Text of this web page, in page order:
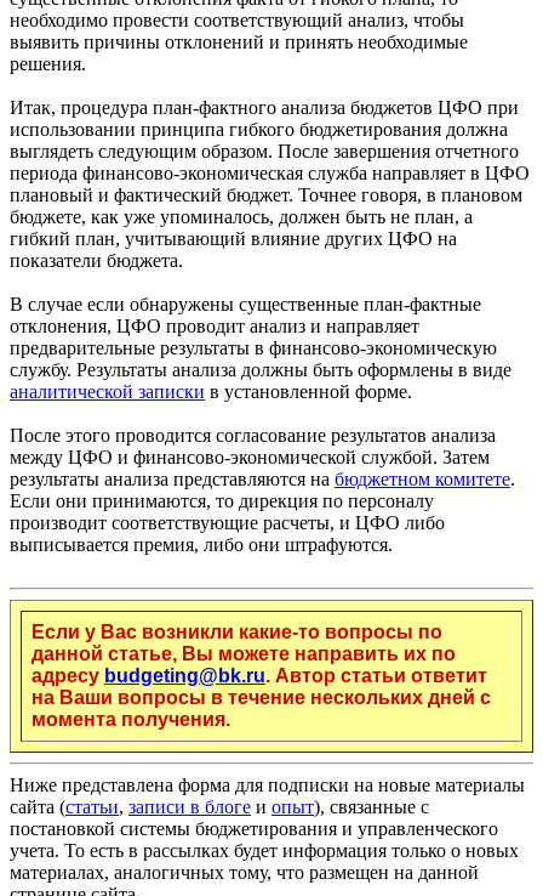
необходимо провести соответствующий анализ, чтобы
выявить причины отклонений и принять необходимые
решения.
Итак, процедура план-фактного анализа бюджетов ЦФО при
использовании принципа гибкого бюджетирования должна
выглядеть следующим образом. После завершения отчетного
периода финансово-экономическая служба направляет в ЦФО
плановый и фактический бюджет. Точнее говоря, в плановом
бюджете, как уже упоминалось, должен быть не план, а
гибкий план, учитывающий влияние других ЦФО на
показатели бюджета.
В случае если обнаружены существенные план-фактные
отклонения, ЦФО проводит анализ и направляет
предварительные результаты в финансово-экономическую
службу. Результаты анализа должны быть оформлены в виде
аналитической записки в установленной форме.
После этого проводится согласование результатов анализа
между ЦФО и финансово-экономической службой. Затем
результаты анализа представляются на бюджетном комитете.
Если они принимаются, то дирекция по персоналу
производит соответствующие расчеты, и ЦФО либо
выписывается премия, либо они штрафуются.
Если у Вас возникли какие-то вопросы по
данной статье, Вы можете направить их по
адресу budgeting@bk.ru. Автор статьи ответит
на Ваши вопросы в течение нескольких дней с
момента получения.
Ниже представлена форма для подписки на новые материалы
сайта (статьи, записи в блоге и опыт), связанные с
постановкой системы бюджетирования и управленческого
учета. То есть в рассылках будет информация только о новых
материалах, аналогичных тому, что размещен на данной